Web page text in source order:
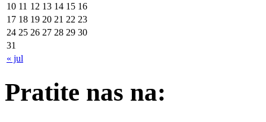
« jul
10 11 12 13 14 15 16
17 18 19 20 21 22 23
24 25 26 27 28 29 30
31
Pratite nas na: